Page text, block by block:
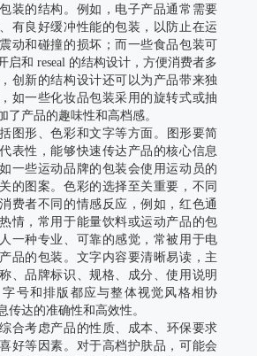
装的结构。例如，电子产品通常需要
有良好缓冲性能的包装，以防止在运
动和碰撞的损坏；而一些食品包装可
启和 reseal 的结构设计，方便消费者多
创新的结构设计还可以为产品带来独
如一些化妆品包装采用的旋转式或抽
了产品的趣味性和高档感。
括图形、色彩和文字等方面。图形要简
表性，能够快速传达产品的核心信息
一些运动品牌的包装会使用运动员的
的图案。色彩的选择至关重要，不同
费者不同的情感反应，例如，红色通
情，常用于能量饮料或运动产品的包
一种专业、可靠的感觉，常被用于电
品的包装。文字内容要清晰易读，主
、品牌标识、规格、成分、使用说明
号和排版都应与整体视觉风格相协
传达的准确性和高效性。
综合考虑产品的性质、成本、环保要求
好等因素。对于高档护肤品，可能会